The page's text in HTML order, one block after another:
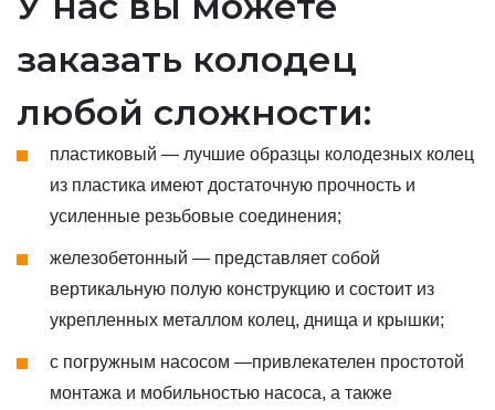
заказать колодец
любой сложности:
пластиковый — лучшие образцы колодезных колец
из пластика имеют достаточную прочность и
усиленные резьбовые соединения;
железобетонный — представляет собой
вертикальную полую конструкцию и состоит из
укрепленных металлом колец, днища и крышки;
с погружным насосом —привлекателен простотой
монтажа и мобильностью насоса, а также